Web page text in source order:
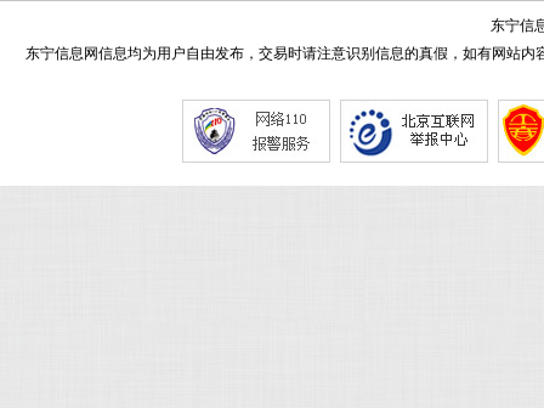
东宁信
东宁信息网信息均为用户自由发布，交易时请注意识别信息的真假，如有网站内